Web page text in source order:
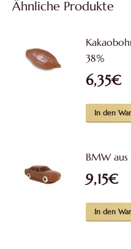
Ähnliche Produkte
38%
6,35€
In den
BMW
9,15€
In den